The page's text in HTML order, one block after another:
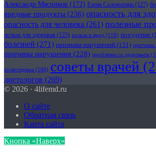
Александр Мясников (172) Елена Соломатина (127)
вредные продукты (236) опасность для
опасность для человека (261) полезные
польза для здоровья (125) польза и вред (118) похудение
болезней (271) признаки нарушений (151) причины
причины нарушения (228) проблемы со здоровьем
холестерина (106) советы врачей
диетологов (269)
© 2026 · 4lifemd.ru
О сайте
Обратная связь
Карта сайта
Кнопка «Наверх»